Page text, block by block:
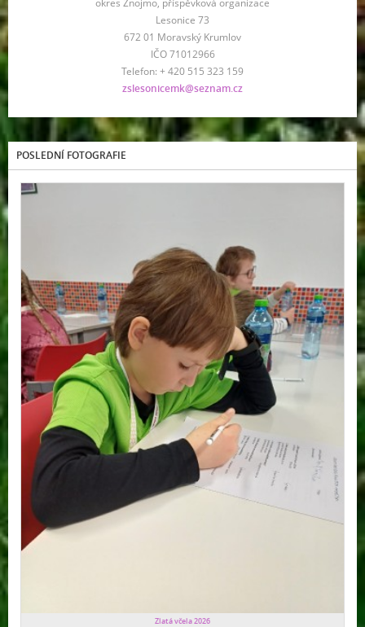
okres Znojmo, příspěvková organizace
Lesonice 73
672 01 Moravský Krumlov
IČO 71012966
Telefon: + 420 515 323 159
zslesonicemk@seznam.cz
POSLEDNÍ FOTOGRAFIE
Zlatá včela 2026